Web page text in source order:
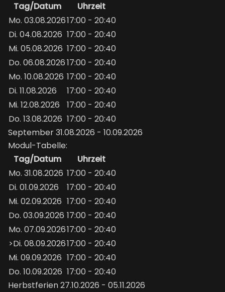
Tag/Datum
Uhrzeit
Mo. 03.08.202617:00 - 20:40
Di. 04.08.2026 17:00 - 20:40
Mi. 05.08.2026 17:00 - 20:40
Do. 06.08.202617:00 - 20:40
Mo. 10.08.2026 17:00 - 20:40
Di. 11.08.2026
17:00 - 20:40
Mi. 12.08.2026
17:00 - 20:40
Do. 13.08.2026 17:00 - 20:40
September 31.08.2026 - 10.09.2026
Modul-Tabelle:
Tag/Datum
Uhrzeit
Mo. 31.08.2026 17:00 - 20:40
Di. 01.09.2026
17:00 - 20:40
Mi. 02.09.2026 17:00 - 20:40
Do. 03.09.2026 17:00 - 20:40
Mo. 07.09.202617:00 - 20:40
>Di. 08.09.202617:00 - 20:40
Mi. 09.09.2026 17:00 - 20:40
Do. 10.09.2026 17:00 - 20:40
Herbstferien 27.10.2026 - 05.11.2026